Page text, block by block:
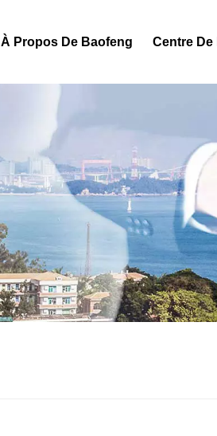
À Propos De Baofeng Centre